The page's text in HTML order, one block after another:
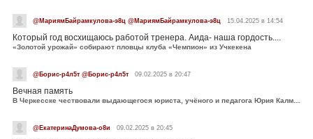
@МариямБайрамкулова-э8ц @МариямБайрамкулова-э8ц 15.04.2025 в 14:54
Который год восхищаюсь работой тренера. Аида- наша гордость....
«Золотой урожай» собирают пловцы клуба «Чемпион» из Учкекена
@Борис-р4л5т @Борис-р4л5т 09.02.2025 в 20:47
Вечная память
В Черкесске чествовали выдающегося юриста, учёного и педагога Юрия Калмыкова
@ЕкатеринаДумова-о8и 09.02.2025 в 20:45